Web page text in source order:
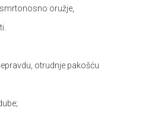
oružje,
otrudnje pakošću